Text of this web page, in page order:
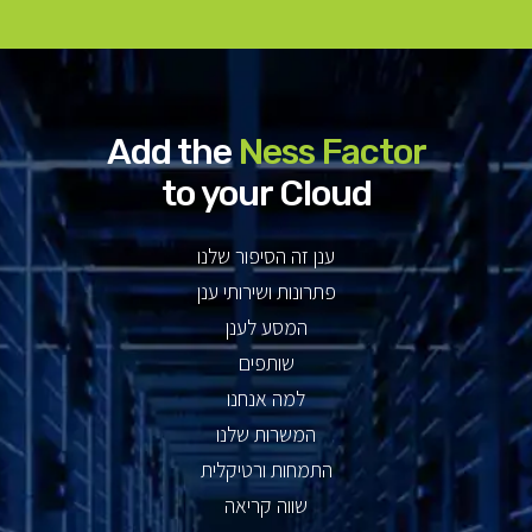
Add theNess Factor
to your Cloud
ענן זה הסיפור שלנו
פתרונות ושירותי ענן
המסע לענן
שותפים
למה אנחנו
המשרות שלנו
התמחות ורטיקלית
שווה קריאה